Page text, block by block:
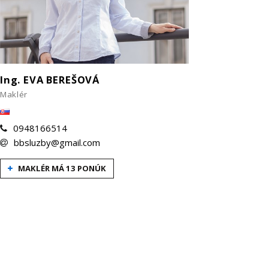
Ing. EVA BEREŠOVÁ
Maklér
0948166514
bbsluzby@gmail.com
MAKLÉR MÁ 13 PONÚK